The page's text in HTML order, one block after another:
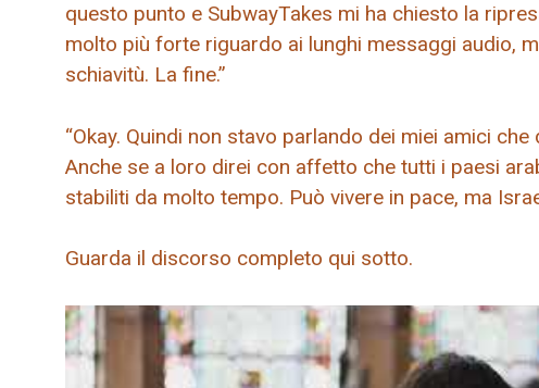
questo punto e SubwayTakes mi ha chiesto la
molto più forte riguardo ai lunghi messaggi audio,
schiavitù. La fine.”
“Okay. Quindi non stavo parlando dei miei amici
Anche se a loro direi con affetto che tutti i paesi
stabiliti da molto tempo. Può vivere in pace, ma
Guarda il discorso completo qui sotto.